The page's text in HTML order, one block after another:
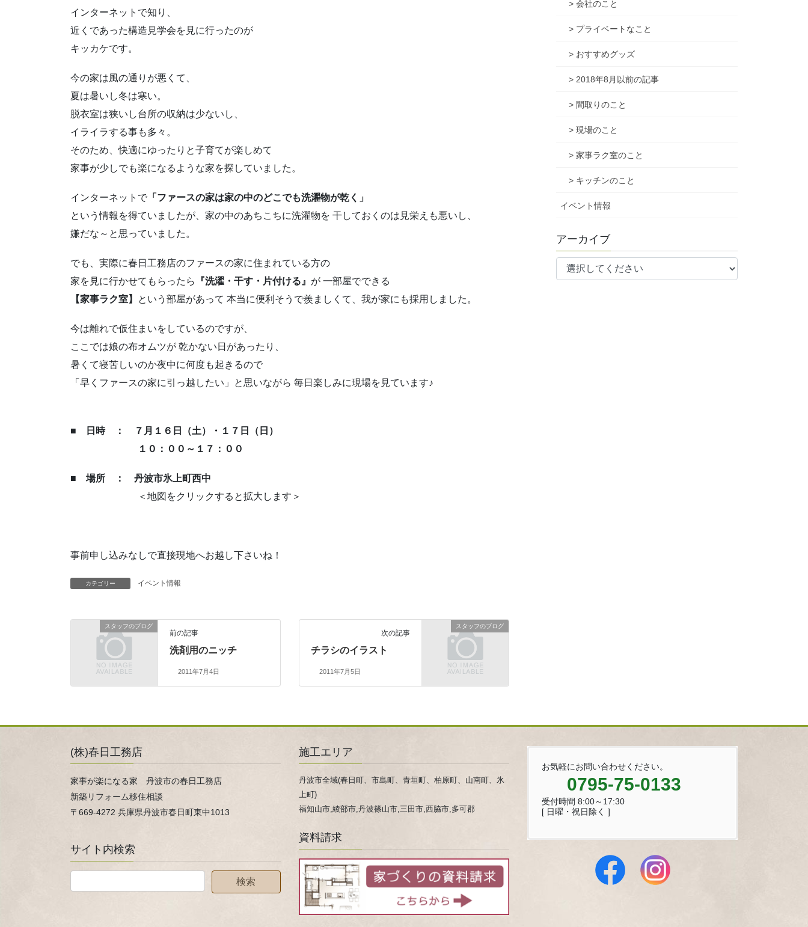
インターネットで知り、
近くであった構造見学会を見に行ったのが
キッカケです。
今の家は風の通りが悪くて、
夏は暑いし冬は寒い。
脱衣室は狭いし台所の収納は少ないし、
イライラする事も多々。
そのため、快適にゆったりと子育てが楽しめて
家事が少しでも楽になるような家を探していました。
インターネットで 「ファースの家は家の中のどこでも洗濯物が乾く」
という情報を得ていましたが、家の中のあちこちに洗濯物を 干しておくのは見栄えも悪いし、
嫌だな～と思っていました。
でも、実際に春日工務店のファースの家に住まれている方の
家を見に行かせてもらったら
『洗濯・干す・片付ける』 が 一部屋でできる
【家事ラク室】
という部屋があって 本当に便利そうで羨ましくて、我が家にも採用しました。
今は離れで仮住まいをしているのですが、
ここでは娘の布オムツが 乾かない日があったり、
暑くて寝苦しいのか夜中に何度も起きるので
「早くファースの家に引っ越したい」と思いながら 毎日楽しみに現場を見ています♪
■ 日時 ： ７月１６日（土）・１７日（日）
１０：００～１７：００
■ 場所 ： 丹波市氷上町西中
＜地図をクリックすると拡大します＞
事前申し込みなしで直接現地へお越し下さいね！
カテゴリー イベント情報
スタッフのブログ
前の記事
洗剤用のニッチ
2011年7月4日
スタッフのブログ
次の記事
チラシのイラスト
2011年7月5日
> 会社のこと
> プライベートなこと
> おすすめグッズ
> 2018年8月以前の記事
> 間取りのこと
> 現場のこと
> 家事ラク室のこと
> キッチンのこと
イベント情報
アーカイブ
(株)春日工務店
家事が楽になる家 丹波市の春日工務店
新築リフォーム移住相談
〒669-4272 兵庫県丹波市春日町東中1013
サイト内検索
施工エリア
丹波市全域(春日町、市島町、青垣町、柏原町、山南町、氷
上町)
福知山市,綾部市,丹波篠山市,三田市,西脇市,多可郡
資料請求
お気軽にお問い合わせください。
0795-75-0133
受付時間 8:00～17:30
[ 日曜・祝日除く ]